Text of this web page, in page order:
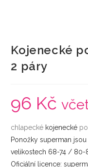
Kojenecké
2 páry
96 Kč
chlapecké kojenecké
Ponožky superman
velikostech 68-74 / 80-
Oficiální licence: